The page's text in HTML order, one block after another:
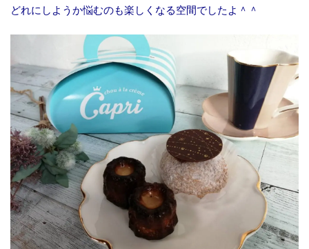
どれにしようか悩むのも楽しくなる空間でしたよ＾＾